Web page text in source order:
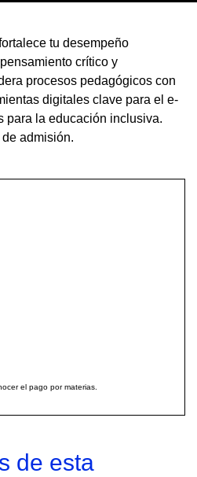
tu desempeño
crítico y
procesos pedagógicos con
digitales clave para el e-
para la educación inclusiva.
admisión.
el pago por materias.
de esta